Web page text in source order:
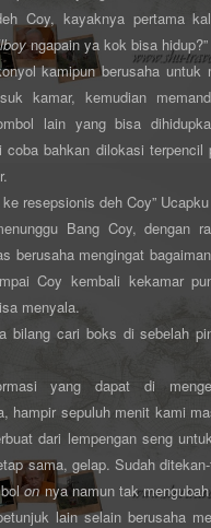
Coy, kayaknya pertama
ngapain ya kok bisa hidup?”
kamipun berusaha untuk
kamar, kemudian
lain yang bisa
bahkan dilokasi terpencil
ke resepsionis deh Coy”
Bang Coy, dengan
berusaha mengingat
Coy kembali kekamar
menyala.
bilang cari boks di sebelah
yang dapat di
hampir sepuluh menit kami
dari lempengan seng
sama, gelap. Sudah
onnya namun tak
lain selain berusaha